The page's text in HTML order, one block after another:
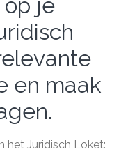
op je
en maak
het Juridisch Loket: